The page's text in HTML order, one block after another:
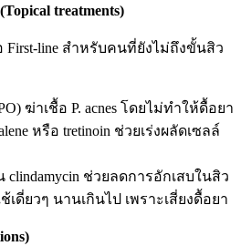
treatments)
First-line สำหรับคนที่ยังไม่ถึงขั้นสิว
ฆ่าเชื้อ P. acnes โดยไม่ทำให้ดื้อยา
หรือ tretinoin ช่วยเร่งผลัดเซลล์
clindamycin ช่วยลดการอักเสบในสิว
ดี่ยวๆ นานเกินไป เพราะเสี่ยงดื้อยา